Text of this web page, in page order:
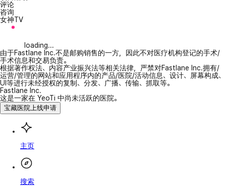
评论
咨询
女神TV
loading...
由于Fastlane Inc.不是邮购销售的一方，因此不对医疗机构登记的手术/
手术信息和交易负责。
根据著作权法、内容产业振兴法等相关法律，严禁对Fastlane Inc.拥有/
运营/管理的网站和应用程序内的产品/医院/活动信息、设计、屏幕构成、
UI等进行未经授权的复制、分发、广播、传输、抓取等。
Fastlane Inc.
这是一家在 YeoTi 中尚未活跃的医院。
宝藏医院上线申请
主页
搜索